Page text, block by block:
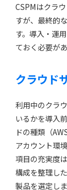
CSPMはクラ
すが、最終的
す。導入・運
ておく必要があ
クラウド
利用中のクラ
いるかを導入
ドの種類（
アカウント環
項目の充実度
構成を整理し
製品を選定しま